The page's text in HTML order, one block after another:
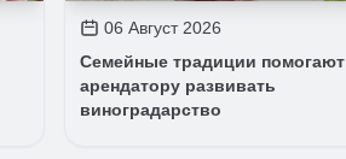
06 Август 2026
Семейные традиции помогают
арендатору развивать
виноградарство